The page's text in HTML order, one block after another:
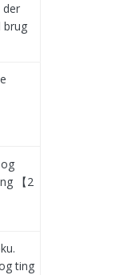
der
brug
【2
ting